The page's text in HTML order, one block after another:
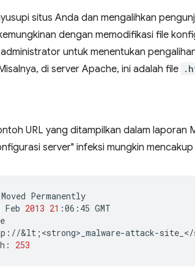
situs Anda dan mengalihkan
dengan memodifikasi file
untuk menentukan
di server Apache, ini adalah file
URL yang ditampilkan dalam laporan
server" infeksi mungkin mencakup
Moved Permanently
Feb 2013 21 :06:45 GMT
&lt ; <strong>_malware-attack-
253